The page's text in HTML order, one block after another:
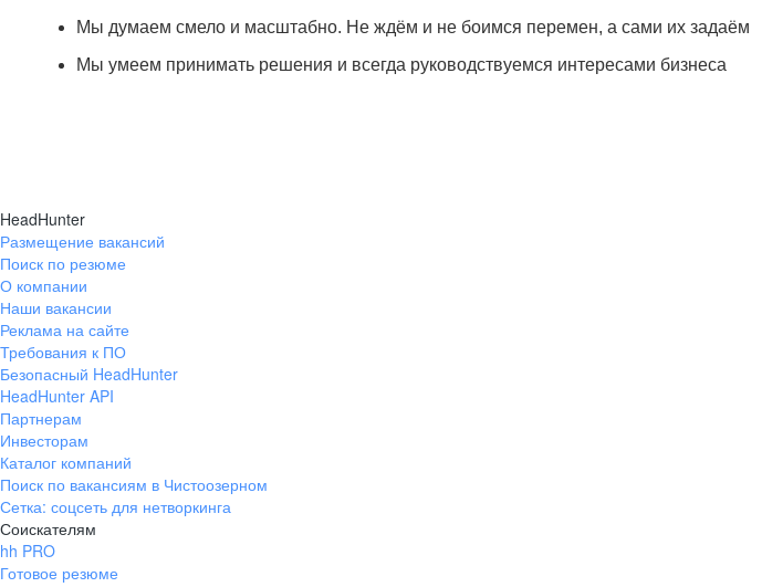
Мы думаем смело и масштабно. Не ждём и не боимся перемен, а сами их задаём
Мы умеем принимать решения и всегда руководствуемся интересами бизнеса
HeadHunter
Размещение вакансий
Поиск по резюме
О компании
Наши вакансии
Реклама на сайте
Требования к ПО
Безопасный HeadHunter
HeadHunter API
Партнерам
Инвесторам
Каталог компаний
Поиск по вакансиям в Чистоозерном
Сетка: соцсеть для нетворкинга
Соискателям
hh PRO
Готовое резюме